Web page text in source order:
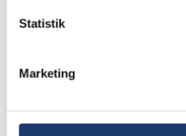
Statistik
Marketing